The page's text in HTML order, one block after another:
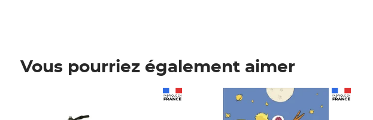
Vous pourriez également aimer
Prix 7,50€